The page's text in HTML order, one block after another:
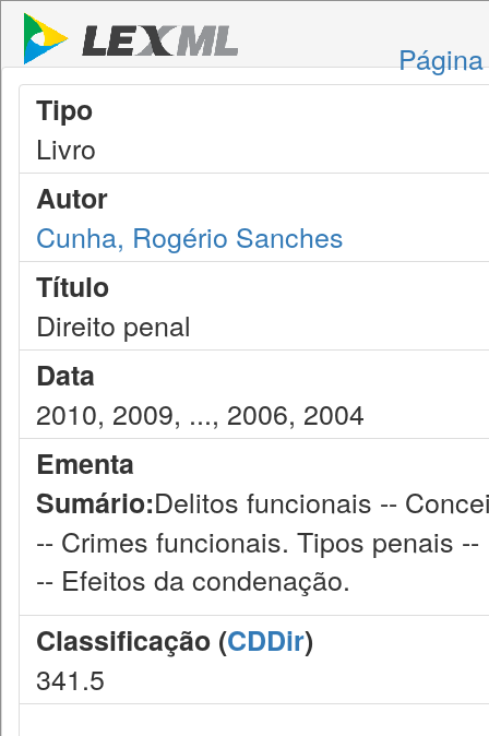
Tipo
Livro
Autor
Cunha, Rogério Sanches
Título
Direito penal
Data
2010, 2009, ..., 2006, 2004
Ementa
Sumário:Delitos funcionais --
-- Crimes funcionais. Tipos penais
-- Efeitos da condenação.
Classificação (CDDir)
341.5